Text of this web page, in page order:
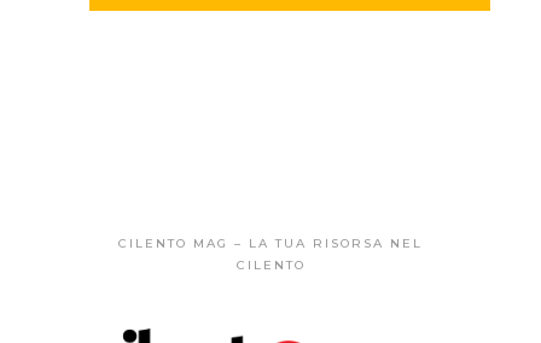
CILENTO MAG – LA TUA RISORSA NEL
CILENTO